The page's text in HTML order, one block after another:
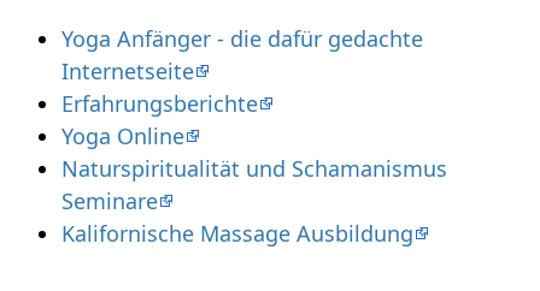
Yoga Anfänger - die dafür gedachte
Internetseite
Erfahrungsberichte
Yoga Online
Naturspiritualität und Schamanismus
Seminare
Kalifornische Massage Ausbildung